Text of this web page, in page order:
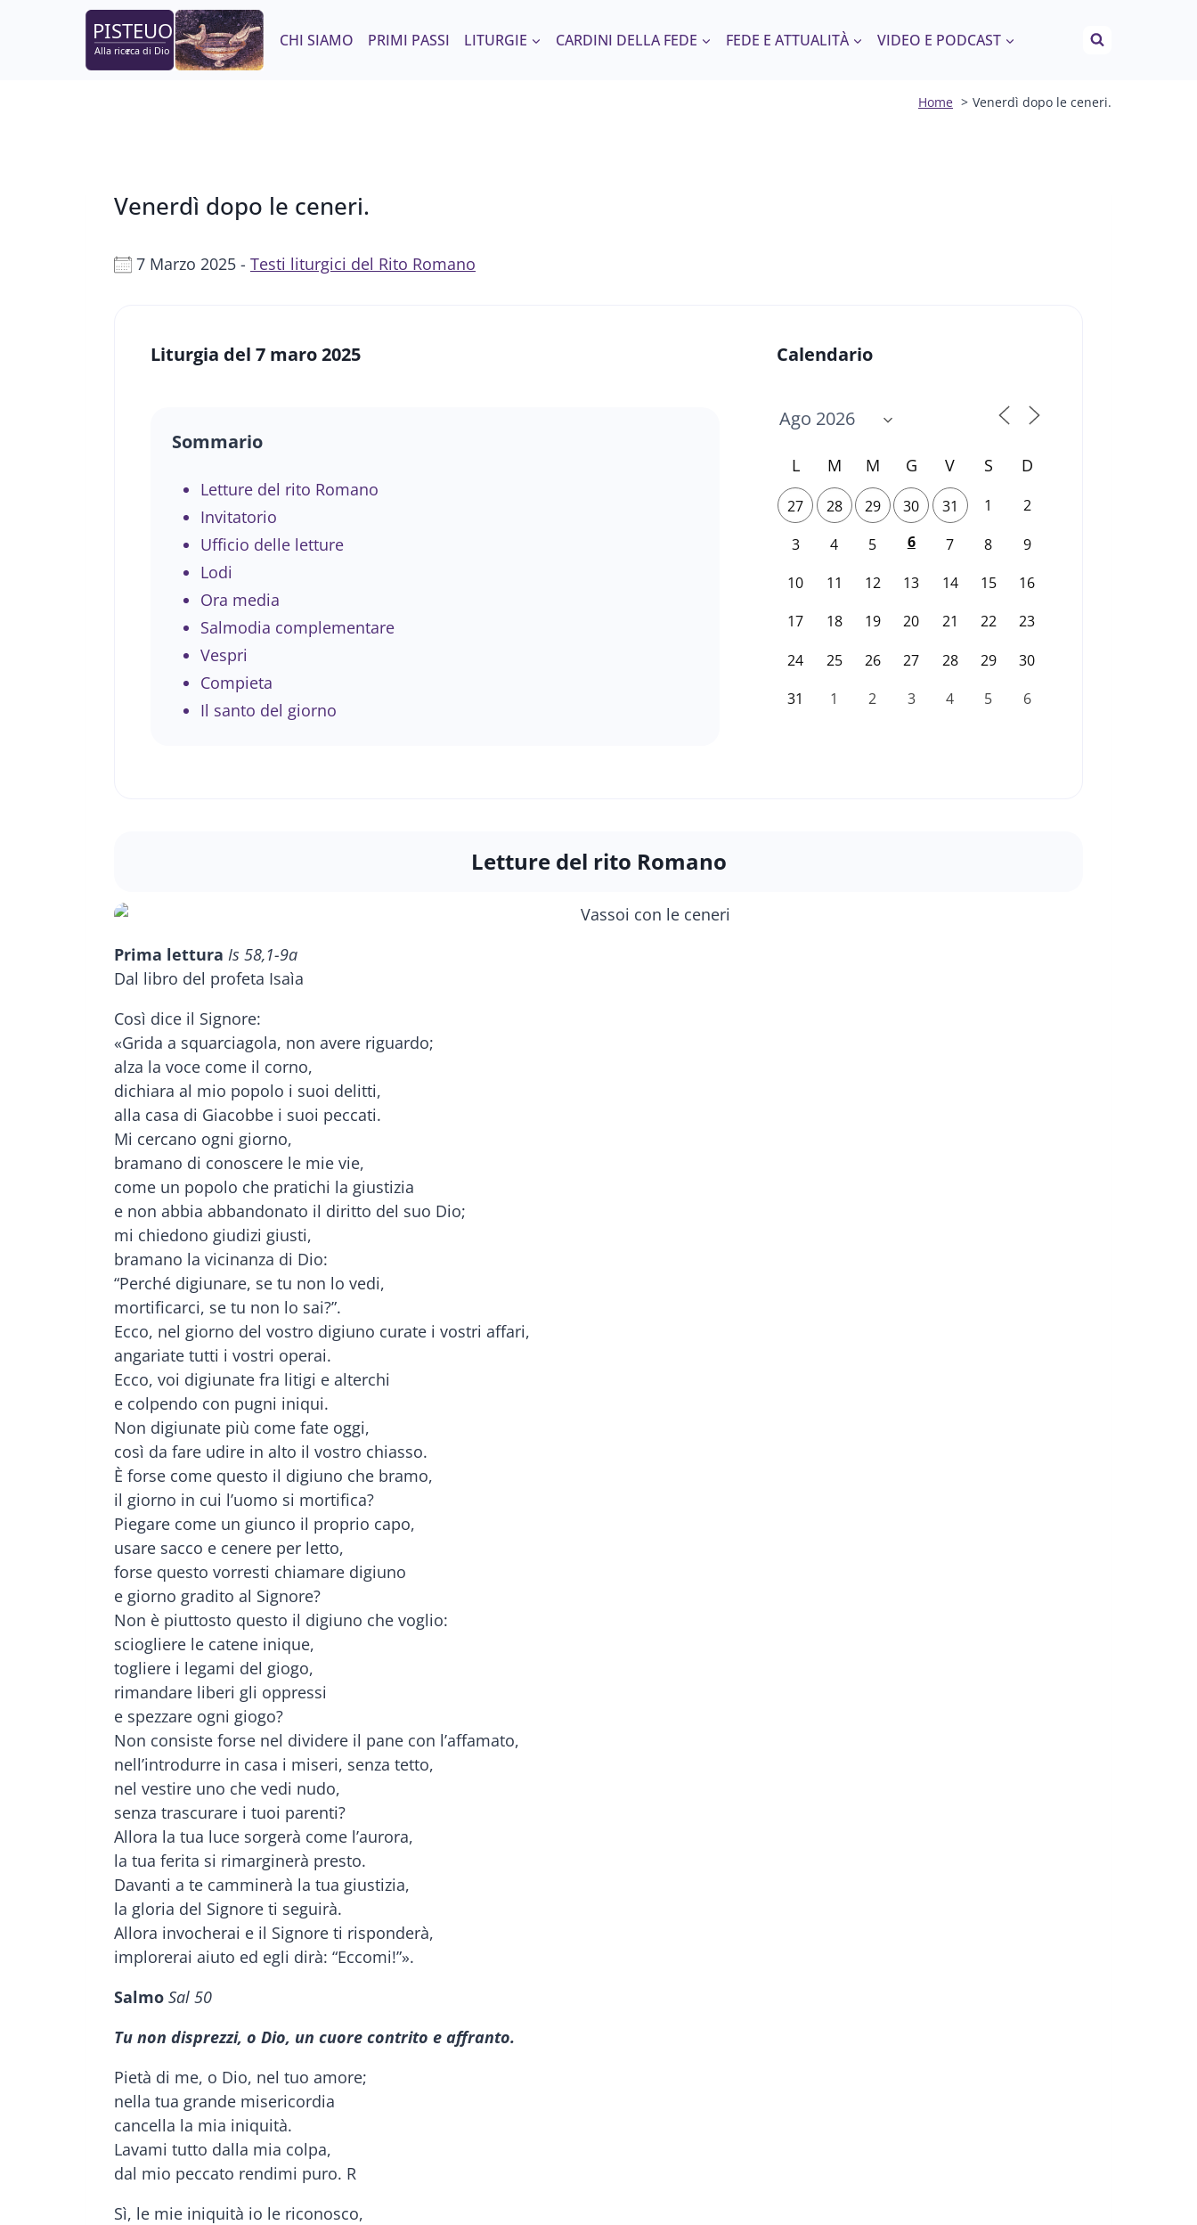
CHI SIAMO PRIMI PASSI LITURGIE CARDINI DELLA FEDE FEDE E ATTUALITÀ VIDEO E PODCAST
Home Venerdì dopo le ceneri.
Venerdì dopo le ceneri.
7 Marzo 2025 - Testi liturgici del Rito Romano
Liturgia del 7 maro 2025
Sommario
Letture del rito Romano
Invitatorio
Ufficio delle letture
Lodi
Ora media
Salmodia complementare
Vespri
Compieta
Il santo del giorno
Calendario
L M M G V S D
27 28 29 30 31 1
2
3
4 5 6 7 8
9
10
11 12 13 14 15
16
17
18 19 20 21 22
23
24
25 26 27 28 29
30
31
1 2 3 4 5 6
Letture del rito Romano
Prima lettura Is 58,1-9a
Dal libro del profeta Isaìa
Così dice il Signore:
«Grida a squarciagola, non avere riguardo;
alza la voce come il corno,
dichiara al mio popolo i suoi delitti,
alla casa di Giacobbe i suoi peccati.
Mi cercano ogni giorno,
bramano di conoscere le mie vie,
come un popolo che pratichi la giustizia
e non abbia abbandonato il diritto del suo Dio;
mi chiedono giudizi giusti,
bramano la vicinanza di Dio:
“Perché digiunare, se tu non lo vedi,
mortificarci, se tu non lo sai?”.
Ecco, nel giorno del vostro digiuno curate i vostri affari,
angariate tutti i vostri operai.
Ecco, voi digiunate fra litigi e alterchi
e colpendo con pugni iniqui.
Non digiunate più come fate oggi,
così da fare udire in alto il vostro chiasso.
È forse come questo il digiuno che bramo,
il giorno in cui l’uomo si mortifica?
Piegare come un giunco il proprio capo,
usare sacco e cenere per letto,
forse questo vorresti chiamare digiuno
e giorno gradito al Signore?
Non è piuttosto questo il digiuno che voglio:
sciogliere le catene inique,
togliere i legami del giogo,
rimandare liberi gli oppressi
e spezzare ogni giogo?
Non consiste forse nel dividere il pane con l’affamato,
nell’introdurre in casa i miseri, senza tetto,
nel vestire uno che vedi nudo,
senza trascurare i tuoi parenti?
Allora la tua luce sorgerà come l’aurora,
la tua ferita si rimarginerà presto.
Davanti a te camminerà la tua giustizia,
la gloria del Signore ti seguirà.
Allora invocherai e il Signore ti risponderà,
implorerai aiuto ed egli dirà: “Eccomi!”».
Salmo Sal 50
Tu non disprezzi, o Dio, un cuore contrito e affranto.
Pietà di me, o Dio, nel tuo amore;
nella tua grande misericordia
cancella la mia iniquità.
Lavami tutto dalla mia colpa,
dal mio peccato rendimi puro. R
Sì, le mie iniquità io le riconosco,